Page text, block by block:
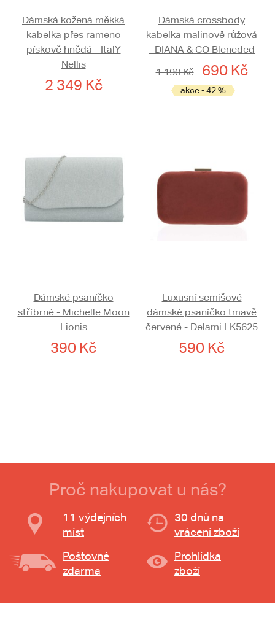
Dámská kožená měkká
kabelka přes rameno
pískově hnědá - ItalY
Nellis
2 349 Kč
Dámská crossbody
kabelka malinově růžová
- DIANA & CO Bleneded
1 190 Kč
690 Kč
akce - 42 %
Dámské psaníčko
stříbrné - Michelle Moon
Lionis
390 Kč
Luxusní semišové
dámské psaníčko tmavě
červené - Delami LK5625
590 Kč
Proč nakupovat u nás?
11 výdejních
míst
30 dnů na
vrácení zboží
Poštovné
zdarma
Prohlídka
zboží